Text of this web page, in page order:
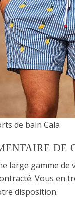
de bain Cala
DE
large gamme
Vous en
disposition.